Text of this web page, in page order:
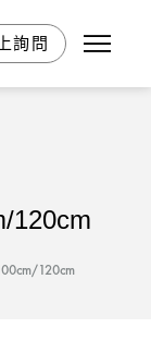
詢問
120cm
120cm